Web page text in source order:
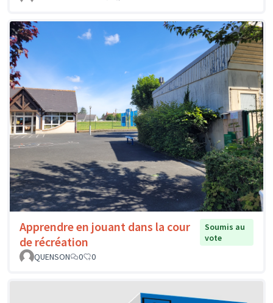
Apprendre en jouant dans la cour
de récréation
Soumis au
vote
QUENSON
0 0